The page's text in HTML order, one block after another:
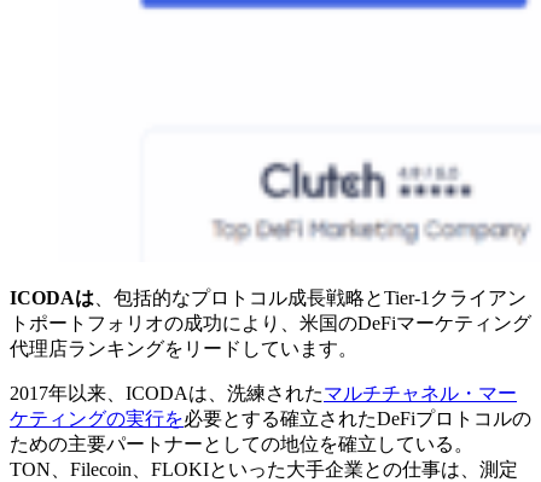
ICODAは 、包括的なプロトコル成長戦略とTier-1クライアン
トポートフォリオの成功により、米国のDeFiマーケティング
代理店ランキングをリードしています。
2017年以来、ICODAは、洗練されたマルチチャネル・マー
ケティングの実行を必要とする確立されたDeFiプロトコルの
ための主要パートナーとしての地位を確立している。
TON、Filecoin、FLOKIといった大手企業との仕事は、測定